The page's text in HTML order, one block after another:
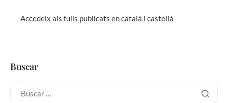
Accedeix als fulls publicats en català i castellà
Buscar